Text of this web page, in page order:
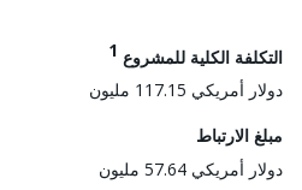
التكلفة الكلية للمشروع 1
دولار أمريكي 117.15 مليون
مبلغ الارتباط
دولار أمريكي 57.64 مليون